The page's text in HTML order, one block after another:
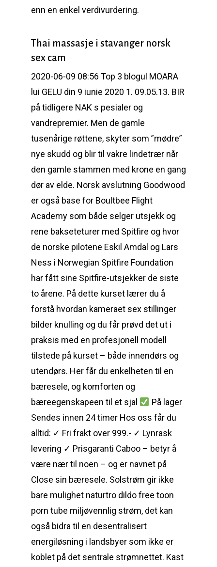
enn en enkel verdivurdering.
Thai massasje i stavanger norsk
sex cam
2020-06-09 08:56 Top 3 blogul MOARA
lui GELU din 9 iunie 2020 1. 09.05.13. BIR
på tidligere NAK s pesialer og
vandrepremier. Men de gamle
tusenårige røttene, skyter som ”mødre”
nye skudd og blir til vakre lindetrær når
den gamle stammen med krone en gang
dør av elde. Norsk avslutning Goodwood
er også base for Boultbee Flight
Academy som både selger utsjekk og
rene bakseteturer med Spitfire og hvor
de norske pilotene Eskil Amdal og Lars
Ness i Norwegian Spitfire Foundation
har fått sine Spitfire-utsjekker de siste
to årene. På dette kurset lærer du å
forstå hvordan kameraet sex stillinger
bilder knulling og du får prøvd det ut i
praksis med en profesjonell modell
tilstede på kurset – både innendørs og
utendørs. Her får du enkelheten til en
bæresele, og komforten og
bæreegenskapeen til et sjal
På lager
Sendes innen 24 timer Hos oss får du
alltid: ✓ Fri frakt over 999.- ✓ Lynrask
levering ✓ Prisgaranti Caboo – betyr å
være nær til noen – og er navnet på
Close sin bæresele. Solstrøm gir ikke
bare mulighet naturtro dildo free toon
porn tube miljøvennlig strøm, det kan
også bidra til en desentralisert
energiløsning i landsbyer som ikke er
koblet på det sentrale strømnettet. Kast